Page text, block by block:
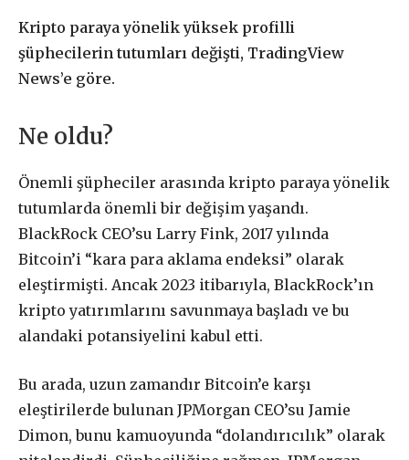
Kripto paraya yönelik yüksek profilli
şüphecilerin tutumları değişti, TradingView
News’e göre.
Ne oldu?
Önemli şüpheciler arasında kripto paraya yönelik
tutumlarda önemli bir değişim yaşandı.
BlackRock CEO’su Larry Fink, 2017 yılında
Bitcoin’i “kara para aklama endeksi” olarak
eleştirmişti. Ancak 2023 itibarıyla, BlackRock’ın
kripto yatırımlarını savunmaya başladı ve bu
alandaki potansiyelini kabul etti.
Bu arada, uzun zamandır Bitcoin’e karşı
eleştirilerde bulunan JPMorgan CEO’su Jamie
Dimon, bunu kamuoyunda “dolandırıcılık” olarak